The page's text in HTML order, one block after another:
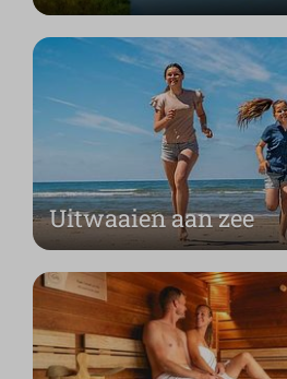
Uitwaaien aan zee